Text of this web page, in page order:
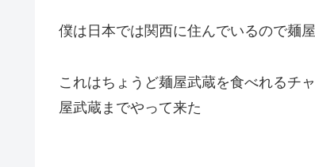
僕は日本では関西に住んでいるので麺
これはちょうど麺屋武蔵を食べれるチ
屋武蔵までやって来た